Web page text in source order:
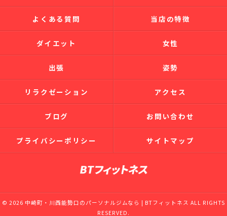
よくある質問 当店の特徴
ダイエット 女性
出張 姿勢
リラクゼーション アクセス
ブログ お問い合わせ
プライバシーポリシー サイトマップ
© 2026 中崎町・川西能勢口のパーソナルジムなら | BTフィットネス ALL RIGHTS
RESERVED.